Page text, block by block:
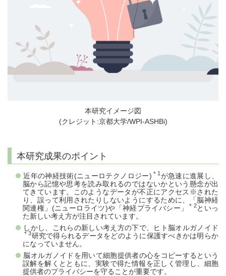
本研究イメージ図
(クレジット:京都大学/WPI-ASHBi)
本研究成果のポイント
近年の神経技術(ニューロテクノロジー) ＊1 が急速に進展し、
脳から記憶や思考を読み取れるのではないかという懸念が出
てきています。このようなデータが不正にアクセス※された
り、誤って利用されたりしないようにするために、「脳神経
関連権」(ニューロライツ)や「神経プライバシー」
＊2といっ
た新しい考え方が注目されています。
しかし、これらの新しい考え方の下で、ヒト脳オルガノイド
＊3研究で得られるデータをどのように保護すべきかは明らか
になっていません。
脳オルガノイドを用いて細胞提供者の心をコピーするという
誤解を解くとともに、実験で得た情報を正しく管理し、細胞
提供者のプライバシーを守ることが重要です。